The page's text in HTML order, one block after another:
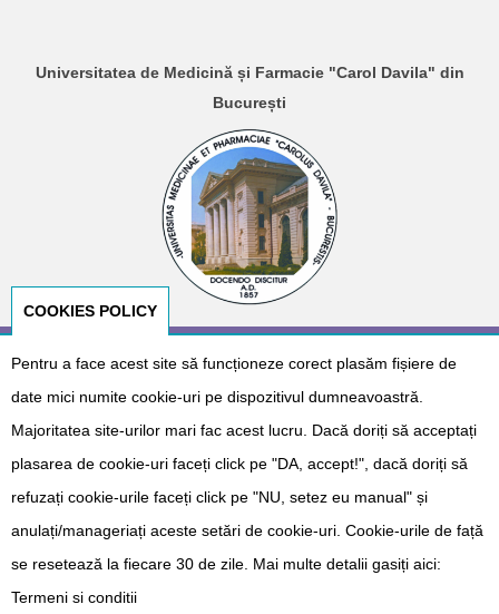
Universitatea de Medicină și Farmacie "Carol Davila" din
București
© Copyright 2026 E-NeoNat. Designed byDr. Cătălin Gabriel
COOKIES POLICY
Pentru a face acest site să funcționeze corect plasăm fișiere de
date mici numite cookie-uri pe dispozitivul dumneavoastră.
Majoritatea site-urilor mari fac acest lucru. Dacă doriți să acceptați
plasarea de cookie-uri faceți click pe "DA, accept!", dacă doriți să
refuzați cookie-urile faceți click pe "NU, setez eu manual" și
anulați/manageriați aceste setări de cookie-uri. Cookie-urile de față
se resetează la fiecare 30 de zile. Mai multe detalii gasiți aici:
Termeni si conditii